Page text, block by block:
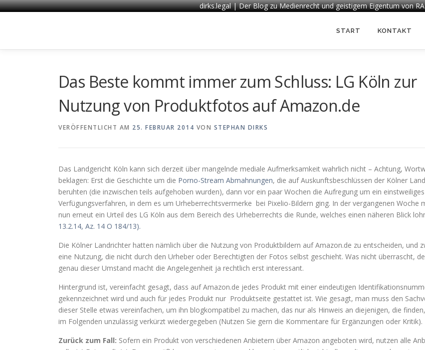
dirks.legal | Der Blog zu Medienrecht und geistigem Eigentum von
START KONTAKT
Das Beste kommt immer zum Schluss: LG Köln zur
Nutzung von Produktfotos auf Amazon.de
VERÖFFENTLICHT AM 25. FEBRUAR 2014 VON STEPHAN DIRKS
Das Landgericht Köln kann sich derzeit über mangelnde mediale Aufmerksamkeit wahrlich nicht – Achtung,
beklagen: Erst die Geschichte um die Porno-Stream Abmahnungen, die auf Auskunftsbeschlüssen der Kölner
beruhten (die inzwischen teils aufgehoben wurden), dann vor ein paar Wochen die Aufregung um ein einstweiliges
Verfügungsverfahren, in dem es um Urheberrechtsvermerke bei Pixelio-Bildern ging. In der vergangenen Woche
nun erneut ein Urteil des LG Köln aus dem Bereich des Urheberrechts die Runde, welches einen näheren Blick
13.2.14, Az. 14 O 184/13).
Die Kölner Landrichter hatten nämlich über die Nutzung von Produktbildern auf Amazon.de zu entscheiden, und
eine Nutzung, die nicht durch den Urheber oder Berechtigten der Fotos selbst geschieht. Was nicht überrascht,
genau dieser Umstand macht die Angelegenheit ja rechtlich erst interessant.
Hintergrund ist, vereinfacht gesagt, dass auf Amazon.de jedes Produkt mit einer eindeutigen
gekennzeichnet wird und auch für jedes Produkt nur Produktseite gestattet ist. Wie gesagt, man muss den
dieser Stelle etwas vereinfachen, um ihn blogkompatibel zu machen, das nur als Hinweis an diejenigen, die
im Folgenden unzulässig verkürzt wiedergegeben (Nutzen Sie gern die Kommentare für Ergänzungen oder Kritik).
Zurück zum Fall: Sofern ein Produkt von verschiedenen Anbietern über Amazon angeboten wird, nutzen alle